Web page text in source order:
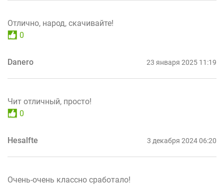
Отлично, народ, скачивайте!
0
Danero 23 января 2025 11:19
Чит отличный, просто!
0
Hesalfte 3 декабря 2024 06:20
Очень-очень классно сработало!